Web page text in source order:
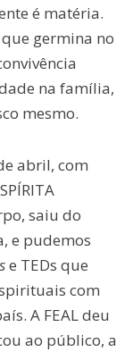
é matéria.
germina no
na família,
mesmo.
abril, com
saiu do
e pudemos
e TEDs que
com
A FEAL deu
ao público, a